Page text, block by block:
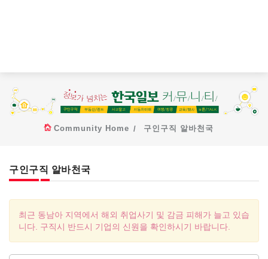
Community Home 구인구직 알바천국
구인구직 알바천국
최근 동남아 지역에서 해외 취업사기 및 감금 피해가 늘고 있습
니다. 구직시 반드시 기업의 신원을 확인하시기 바랍니다.